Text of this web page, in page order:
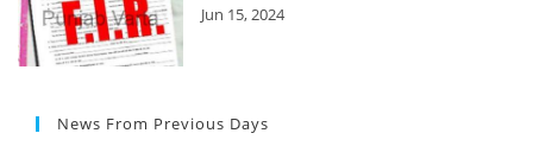
Jun 15, 2024
News From Previous Days